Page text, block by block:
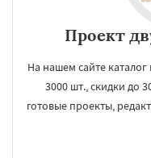
Проект
На нашем сайте
3000 шт., скидки до
готовые проекты,